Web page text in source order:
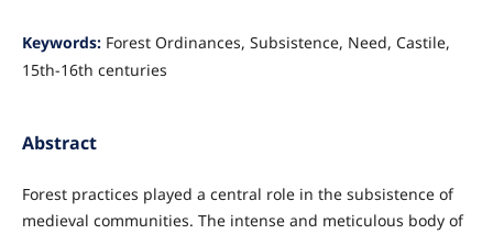
Keywords: Forest Ordinances, Subsistence, Need, Castile,
15th-16th centuries
Abstract
Forest practices played a central role in the subsistence of
medieval communities. The intense and meticulous body of